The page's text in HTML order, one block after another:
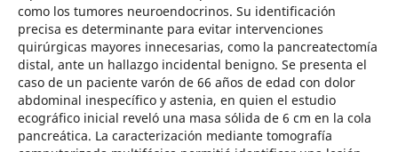
como los tumores neuroendocrinos. Su identificación
precisa es determinante para evitar intervenciones
quirúrgicas mayores innecesarias, como la pancreatectomía
distal, ante un hallazgo incidental benigno. Se presenta el
caso de un paciente varón de 66 años de edad con dolor
abdominal inespecífico y astenia, en quien el estudio
ecográfico inicial reveló una masa sólida de 6 cm en la cola
pancreática. La caracterización mediante tomografía